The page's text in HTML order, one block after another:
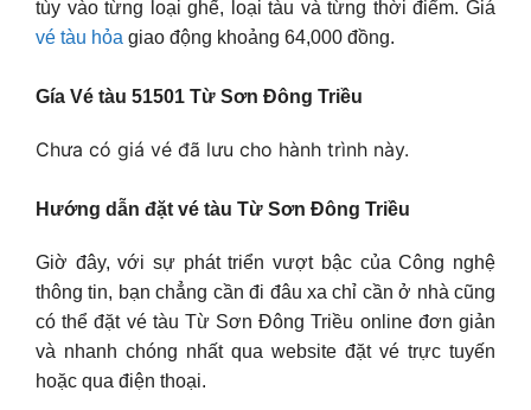
tùy vào từng loại ghế, loại tàu và từng thời điểm. Giá
vé tàu hỏa giao động khoảng 64,000 đồng.
Gía Vé tàu 51501 Từ Sơn Ðông Triều
Chưa có giá vé đã lưu cho hành trình này.
Hướng dẫn đặt vé tàu Từ Sơn Ðông Triều
Giờ đây, với sự phát triển vượt bậc của Công nghệ
thông tin, bạn chẳng cần đi đâu xa chỉ cần ở nhà cũng
có thể đặt vé tàu Từ Sơn Ðông Triều online đơn giản
và nhanh chóng nhất qua website đặt vé trực tuyến
hoặc qua điện thoại.